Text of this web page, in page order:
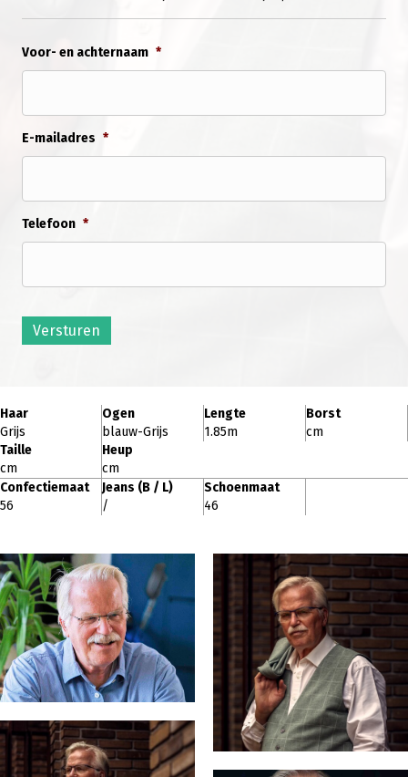
Voor- en achternaam *
E-mailadres *
Telefoon *
Versturen
Haar
Grijs
Ogen
blauw-Grijs
Lengte
1.85m
Borst
cm
Taille
cm
Heup
cm
Confectiemaat
56
Jeans (B / L)
/
Schoenmaat
46